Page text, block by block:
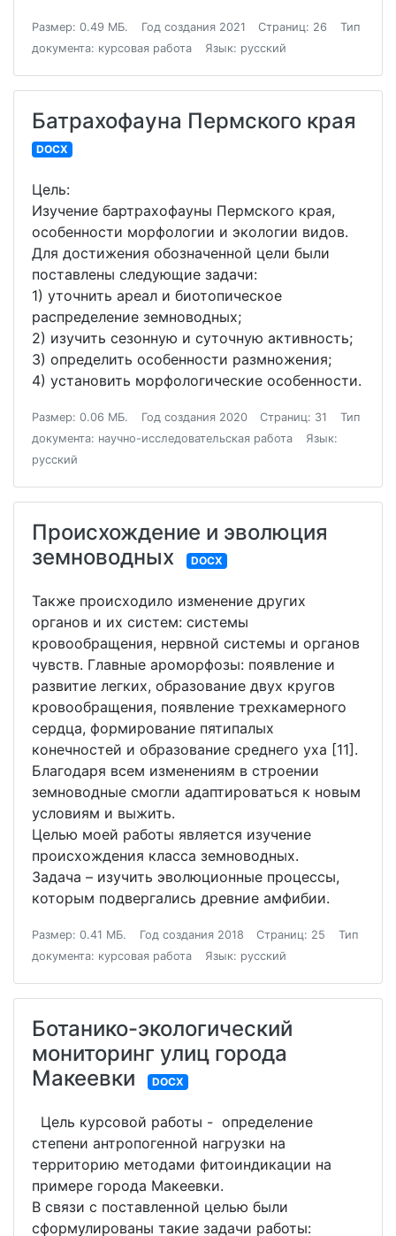
Размер: 0.49 МБ. Год создания 2021 Страниц: 26
Тип
документа: курсовая работа
Язык: русский
Батрахофауна Пермского края
DOCX
Цель:
Изучение бартрахофауны Пермского края,
особенности морфологии и экологии видов.
Для достижения обозначенной цели были
поставлены следующие задачи:
1) уточнить ареал и биотопическое
распределение земноводных;
2) изучить сезонную и суточную активность;
3) определить особенности размножения;
4) установить морфологические особенности.
Размер: 0.06 МБ. Год создания 2020 Страниц: 31
Тип
документа: научно-исследовательская работа
Язык:
русский
Происхождение и эволюция
земноводных
DOCX
Также происходило изменение других
органов и их систем: системы
кровообращения, нервной системы и органов
чувств. Главные ароморфозы: появление и
развитие легких, образование двух кругов
кровообращения, появление трехкамерного
сердца, формирование пятипалых
конечностей и образование среднего уха [11].
Благодаря всем изменениям в строении
земноводные смогли адаптироваться к новым
условиям и выжить.
Целью моей работы является изучение
происхождения класса земноводных.
Задача – изучить эволюционные процессы,
которым подвергались древние амфибии.
Размер: 0.41 МБ. Год создания 2018 Страниц: 25
Тип
документа: курсовая работа
Язык: русский
Ботанико-экологический
мониторинг улиц города
Макеевки
DOCX
Цель курсовой работы - определение
степени антропогенной нагрузки на
территорию методами фитоиндикации на
примере города Макеевки.
В связи с поставленной целью были
сформулированы такие задачи работы: